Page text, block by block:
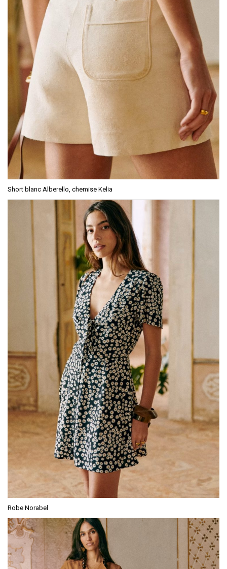
Short blanc Alberello, chemise Kelia
Robe Norabel